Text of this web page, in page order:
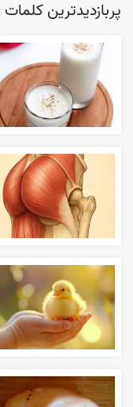
پربازدیدترین